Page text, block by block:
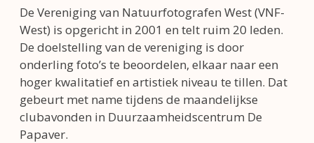
De Vereniging van Natuurfotografen West (VNF-
West) is opgericht in 2001 en telt ruim 20 leden.
De doelstelling van de vereniging is door
onderling foto’s te beoordelen, elkaar naar een
hoger kwalitatief en artistiek niveau te tillen. Dat
gebeurt met name tijdens de maandelijkse
clubavonden in Duurzaamheidscentrum De
Papaver.